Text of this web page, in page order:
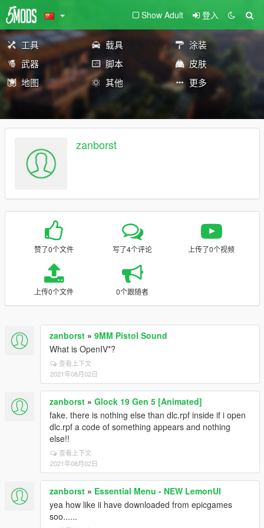
Show Adult 登入
工具 载具
涂装
武器
脚本
皮肤
地图
其他 更多
zanborst
赞了0个文件 写了4个评论 上传了0个视频
上传0个文件 0个跟随者
zanborst » 9MM Pistol Sound
What is OpenIV*?
查看上下文
2021年08月02日
zanborst » Glock 19 Gen 5 [Animated]
fake. there is nothing else than dlc.rpf inside if i open
dlc.rpf a code of something appears and nothing
else!!
查看上下文
2021年08月02日
zanborst » Essential Menu - NEW LemonUI
yea how like ii have downloaded from epicgames
soo......